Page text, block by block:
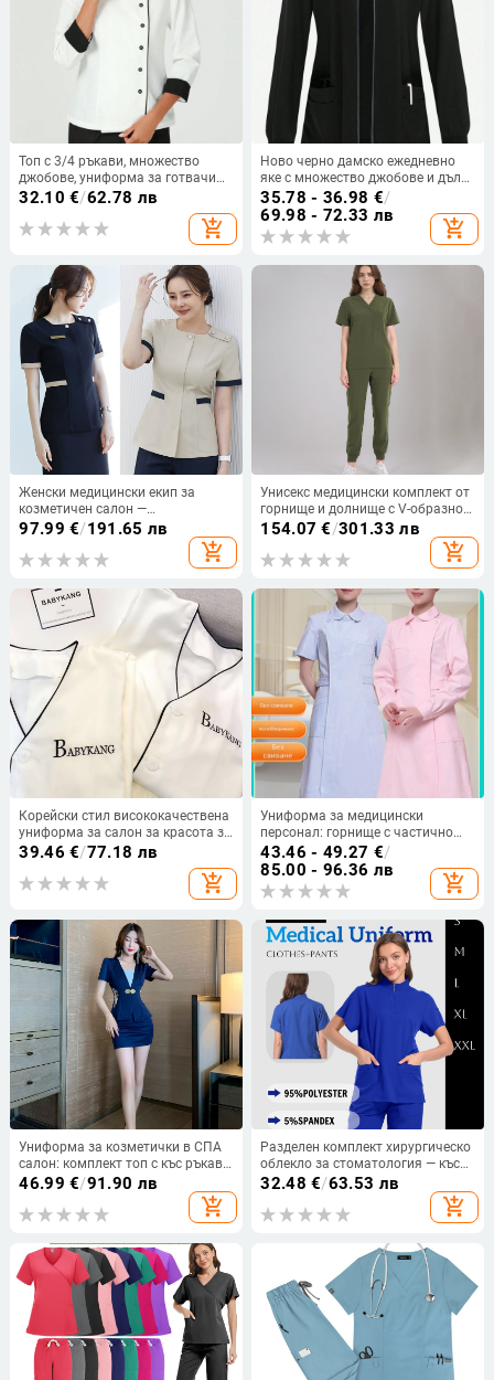
Топ с 3/4 ръкави, множество
джобове, униформа за готвачи
със стояща яка, полиестер
32.10 €/62.78 лв
add_shopping_cart
Ново черно дамско ежедневно
яке с множество джобове и дълъг
ръкав, работно облекло за
козметичен салон, лабораторно
яке за лекарска сестра
35.78 - 36.98 €/
69.98 - 72.33 лв
add_shopping_cart
Женски медицински екип за
козметичен салон —
влагоотводящ полиестер-
спандекс, къси ръкави, кръгло
деколте, панталони
97.99 €/191.65 лв
add_shopping_cart
Унисекс медицински комплект от
горнище и долнище с V-образно
деколте, къси ръкави,
четиристранно разтягане и
влагоотводящ полиестер-
154.07 €/301.33 лв
add_shopping_cart
Корейски стил висококачествена
униформа за салон за красота за
жени, със средно дълги ръкави,
облекло за специалисти по грижа
за кожата и художници по
39.46 €/77.18 лв
add_shopping_cart
Униформа за медицински
персонал: горнище с частично
копче, кръгло деколте, дълги
ръкави, зимна тясна кройка;
памук 90–95% за медицински
персонал в дентални и
43.46 - 49.27 €/
85.00 - 96.36 лв
add_shopping_cart
Униформа за козметички в СПА
салон: комплект топ с къс ръкав
и пола, влагоотвеждаща материя
полиестер-спандекс, за жените,
летен модел 2022
46.99 €/91.90 лв
add_shopping_cart
Разделен комплект хирургическо
облекло за стоматология — къс
ръкав, тънък, унисекс,
влагоотводящ полиестер за
медицински и козметични
32.48 €/63.53 лв
add_shopping_cart